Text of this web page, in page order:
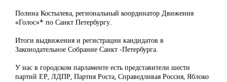
Полина Костылева, региональный координатор Движения
«Голос»* по Санкт Петербургу.
Итоги выдвижения и регистрации кандидатов в
Законодательное Собрание Санкт -Петербурга.
У нас в городском парламенте есть представители шести
партий ЕР, ЛДПР, Партия Роста, Справедливая Россия, Яблоко